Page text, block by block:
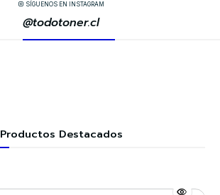
SÍGUENOS EN INSTAGRAM
@todotoner.cl
Productos Destacados